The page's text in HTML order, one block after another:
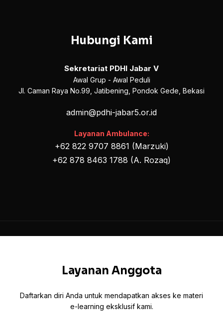
Hubungi Kami
Sekretariat PDHI Jabar V
Awal Grup - Awal Peduli
Jl. Caman Raya No.99, Jatibening, Pondok Gede, Bekasi
admin@pdhi-jabar5.or.id
Layanan Ambulance:
+62 822 9707 8861 (Marzuki)
+62 878 8463 1788 (A. Rozaq)
Layanan Anggota
Daftarkan diri Anda untuk mendapatkan akses ke materi
e-learning eksklusif kami.